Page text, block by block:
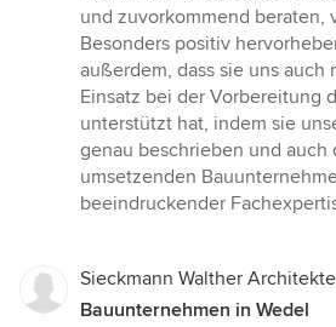
und zuvorkommend beraten,
Besonders positiv
außerdem, dass sie uns
Einsatz bei der Vorbereitung
unterstützt hat, indem sie
genau beschrieben und auch
umsetzenden
beeindruckender
Sieckmann Walther
Bauunternehmen in Wedel